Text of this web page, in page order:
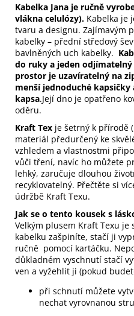
Kabelka Jana je ručně
vlákna celulózy). Kabelka je
tvaru a designu. Zajímavým
kabelky – přední středový
bavlněných uch kabelky.
do ruky a jeden
prostor je uzavíratelný na
menší jednoduché kapsičky
kapsa.Její dno je opatřeno
oděru.
Kraft Tex je šetrný k přírodě
materiál předurčený ke
vzhledem a vlastnostmi
vůči tření, navíc ho můžete
lehký, zaručuje dlouhou
recyklovatelný. Přečtěte si
údržbě Kraft Texu.
Jak se o tento kousek s
Velkým plusem Kraft Texu je
kabelku zašpiníte, stačí ji
ručně pomocí kartáčku.
důkladném vyschnutí stačí
ven a vyžehlit ji (pokud
při schnutí můžete
nechat vyrovnanou